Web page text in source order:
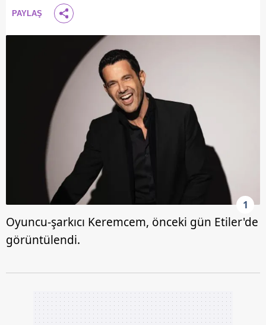
PAYLAŞ
1
Oyuncu-şarkıcı Keremcem, önceki gün Etiler'de
görüntülendi.